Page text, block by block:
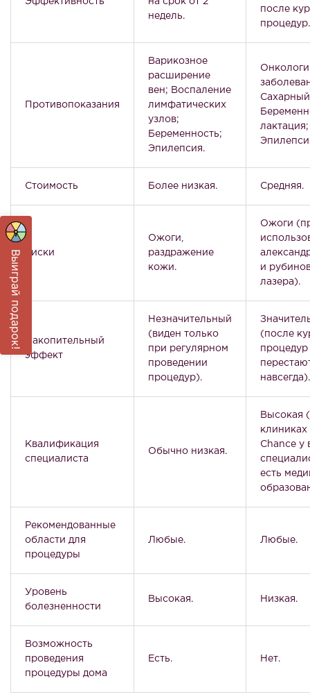
недель.
после
процедур.
Противопоказания
Варикозное
расширение
вен; Воспаление
лимфатических
узлов;
Беременность;
Эпилепсия.
лактация;
Стоимость Более низкая. Средняя.
Риски
Ожоги,
раздражение
кожи.
Ожоги
и
лазера).
Накопительный
эффект
Незначительный
(виден только
при регулярном
проведении
процедур).
(после
навсегда).
Квалификация
специалиста
Обычно низкая.
Высокая
клиниках
Chance у
есть
Рекомендованные
области для
процедуры
Любые. Любые.
Уровень
болезненности
Высокая. Низкая.
Возможность
проведения
процедуры дома
Есть. Нет.
Выиграй подарок!